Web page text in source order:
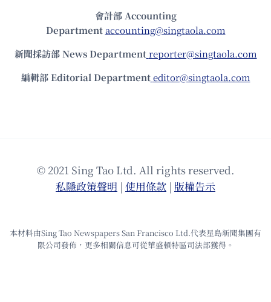
會計部 Accounting
Department accounting@singtaola.com
新聞採訪部 News Department reporter@singtaola.com
編輯部 Editorial Department editor@singtaola.com
© 2021 Sing Tao Ltd. All rights reserved.
私隱政策聲明 | 使⽤條款 | 版權告⽰
本材料由Sing Tao Newspapers San Francisco Ltd.代表星島新聞集團有
限公司發佈，更多相關信息可從華盛頓特區司法部獲得。